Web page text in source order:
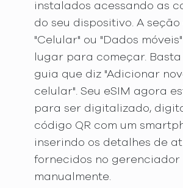
instalados acessando as
do seu dispositivo. A
"Celular" ou "Dados
lugar para começar.
guia que diz "Adicionar
celular". Seu eSIM agora
para ser digitalizado,
código QR com um
inserindo os detalhes de
fornecidos no gerenciador
manualmente.